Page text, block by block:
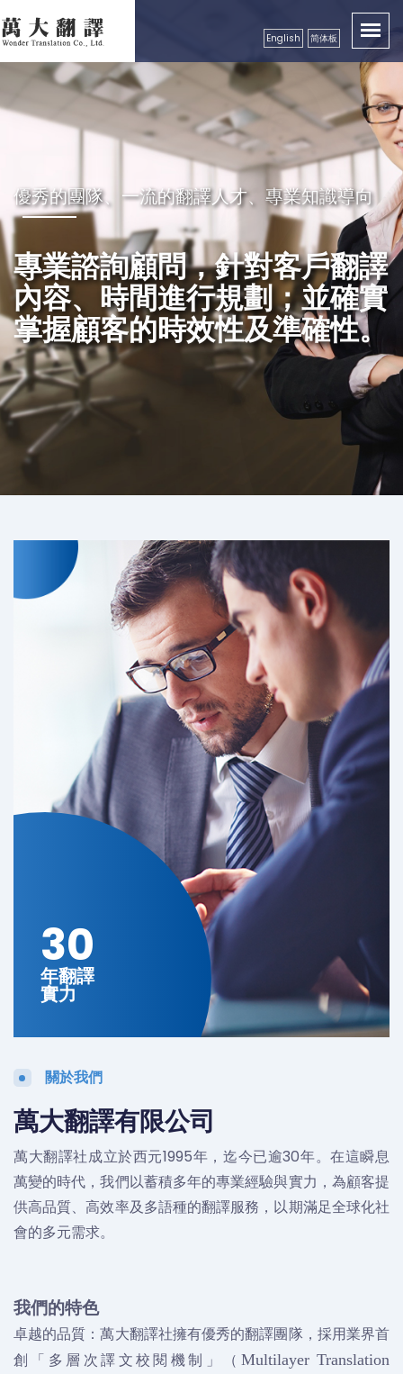
English 简体板
優秀的團隊、一流的翻譯人才、專業知識導向
專業諮詢顧問，針對客戶翻譯
內容、時間進行規劃；並確實
掌握顧客的時效性及準確性。
卓越品質服務顧客，創造出翻譯真實價值性
精益求精，配合市場需求，秉
持更好的服務理念，以真誠、
專業級高效率的服務品質回饋
更多的顧客
秉持成功的企業要領，永續經營
良好的服務及翻譯品質保證，
獲得各公、民營機構、工商團
體，學校等認可
30
年翻譯
實力
關於我們
萬大翻譯有限公司
萬大翻譯社成立於西元1995年，迄今已逾30年。在這瞬息
萬變的時代，我們以蓄積多年的專業經驗與實力，為顧客提
供高品質、高效率及多語種的翻譯服務，以期滿足全球化社
會的多元需求。
我們的特色
卓越的品質：萬大翻譯社擁有優秀的翻譯團隊，採用業界首
創「多層次譯文校閱機制」（ Multilayer Translation